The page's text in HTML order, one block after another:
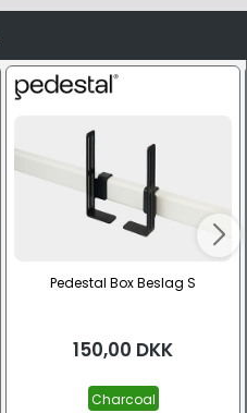
Pedestal Box Beslag S
150,00 DKK
Charcoal